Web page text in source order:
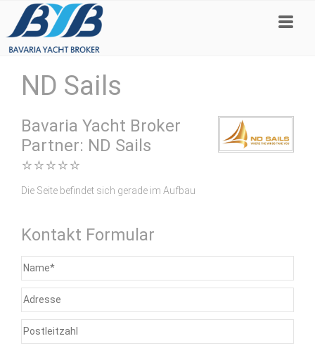
ND Sails
Bavaria Yacht Broker
Partner: ND Sails
⭐⭐⭐⭐⭐
Die Seite befindet sich gerade im Aufbau
Kontakt Formular